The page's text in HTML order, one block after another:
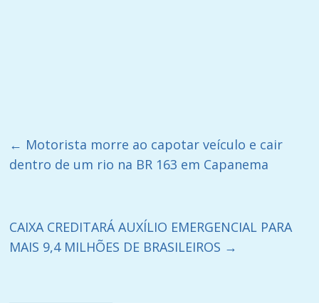
← Motorista morre ao capotar veículo e cair
dentro de um rio na BR 163 em Capanema
CAIXA CREDITARÁ AUXÍLIO EMERGENCIAL PARA
MAIS 9,4 MILHÕES DE BRASILEIROS →